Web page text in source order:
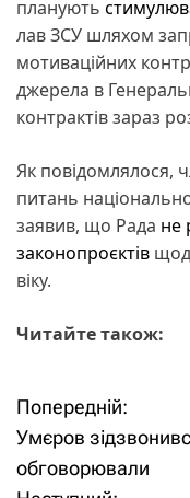
планують
лав ЗСУ шляхом
мотиваційних
джерела в
контрактів зараз
Як повідомлялося,
питань
заявив, що Рада не
законопроєктів
віку.
Читайте також:
Н
а
Попередній:
Умєров
обговорювали